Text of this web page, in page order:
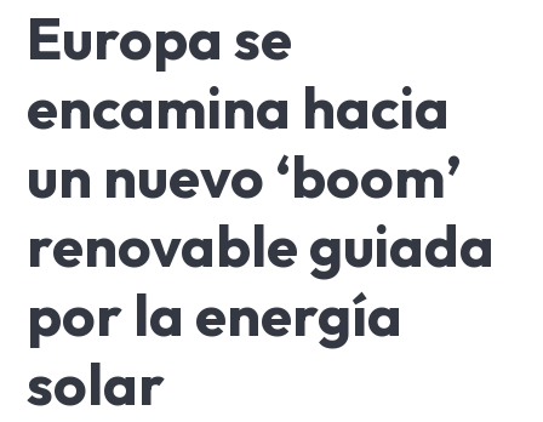
Europa se
encamina hacia
un nuevo ‘boom’
renovable guiada
por la energía
solar